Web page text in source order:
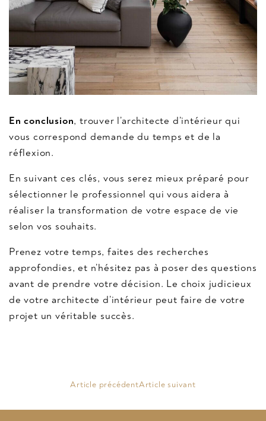
En conclusion, trouver l’architecte d’intérieur qui
vous correspond demande du temps et de la
réflexion.
En suivant ces clés, vous serez mieux préparé pour
sélectionner le professionnel qui vous aidera à
réaliser la transformation de votre espace de vie
selon vos souhaits.
Prenez votre temps, faites des recherches
approfondies, et n’hésitez pas à poser des questions
avant de prendre votre décision. Le choix judicieux
de votre architecte d’intérieur peut faire de votre
projet un véritable succès.
Article précédentArticle suivant